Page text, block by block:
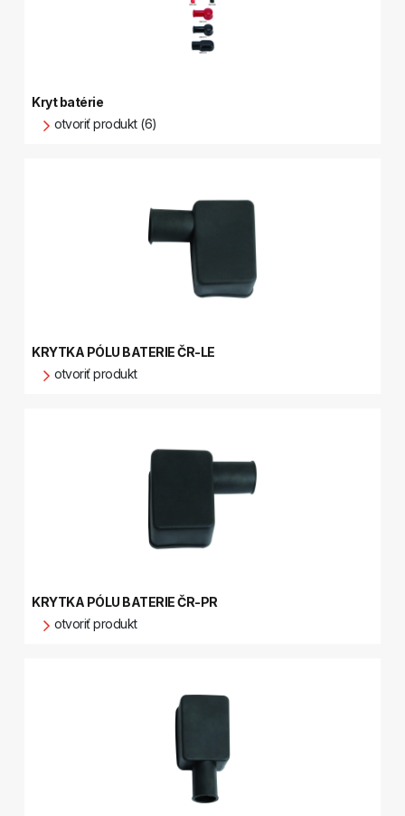
Kryt batérie
otvoriť produkt (6)
KRYTKA PÓLU BATERIE ČR-LE
otvoriť produkt
KRYTKA PÓLU BATERIE ČR-PR
otvoriť produkt